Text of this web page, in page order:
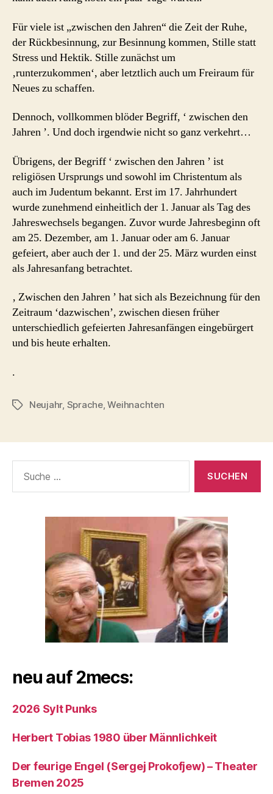
Für viele ist „zwischen den Jahren“ die Zeit der Ruhe,
der Rückbesinnung, zur Besinnung kommen, Stille statt
Stress und Hektik. Stille zunächst um
‚runterzukommen‘, aber letztlich auch um Freiraum für
Neues zu schaffen.
Dennoch, vollkommen blöder Begriff, ‘ zwischen den
Jahren ’. Und doch irgendwie nicht so ganz verkehrt…
Übrigens, der Begriff ‘ zwischen den Jahren ’ ist
religiösen Ursprungs und sowohl im Christentum als
auch im Judentum bekannt. Erst im 17. Jahrhundert
wurde zunehmend einheitlich der 1. Januar als Tag des
Jahreswechsels begangen. Zuvor wurde Jahresbeginn oft
am 25. Dezember, am 1. Januar oder am 6. Januar
gefeiert, aber auch der 1. und der 25. März wurden einst
als Jahresanfang betrachtet.
‚ Zwischen den Jahren ’ hat sich als Bezeichnung für den
Zeitraum ‘dazwischen’, zwischen diesen früher
unterschiedlich gefeierten Jahresanfängen eingebürgert
und bis heute erhalten.
.
Schlagwörter
Neujahr, Sprache,Weihnachten
nach:
neu auf 2mecs:
2026 Sylt Punks
Herbert Tobias 1980 über Männlichkeit
Der feurige Engel (Sergej Prokofjew) – Theater
Bremen 2025